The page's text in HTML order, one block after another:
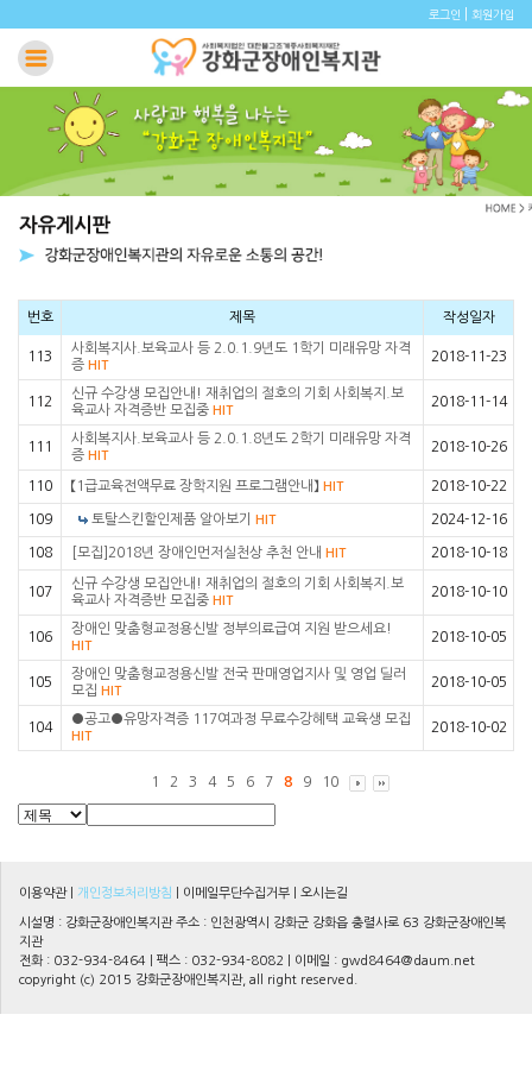
로그인 회원가입
번호 제목 작성일자
113
사회복지사.보육교사 등 2.0.1.9년도 1학기 미래유망 자격
증 HIT
2018-11-23
112
신규 수강생 모집안내! 재취업의 절호의 기회 사회복지.보
육교사 자격증반 모집중 HIT
2018-11-14
111
사회복지사.보육교사 등 2.0.1.8년도 2학기 미래유망 자격
증 HIT
2018-10-26
110 【1급교육전액무료 장학지원 프로그램안내】 HIT 2018-10-22
109 토탈스킨할인제품 알아보기 HIT 2024-12-16
108 [모집]2018년 장애인먼저실천상 추천 안내 HIT 2018-10-18
107
신규 수강생 모집안내! 재취업의 절호의 기회 사회복지.보
육교사 자격증반 모집중 HIT
2018-10-10
106
장애인 맞춤형교정용신발 정부의료급여 지원 받으세요!
HIT
2018-10-05
105
장애인 맞춤형교정용신발 전국 판매영업지사 및 영업 딜러
모집 HIT
2018-10-05
104
●공고●유망자격증 117여과정 무료수강혜택 교육생 모집
HIT
2018-10-02
1 2 3 4 5 6 7 8 9 10
이용약관| 개인정보처리방침 이메일무단수집거부 오시는길
시설명 : 강화군장애인복지관 주소 : 인천광역시 강화군 강화읍 충렬사로 63 강화군장애인복
지관
전화 : 032-934-8464 | 팩스 : 032-934-8082 | 이메일 : gwd8464@daum.net
copyright (c) 2015 강화군장애인복지관, all right reserved.